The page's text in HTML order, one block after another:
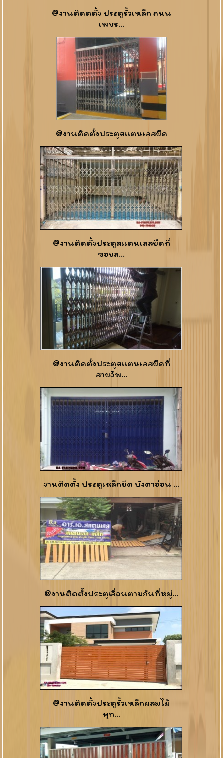
@งานติดตตั้ง ประตูรั้วเหล็ก ถนน
เพชร...
@งานติดตั้งประตูสเเตนเลสยืด
@งานติดตั้งประตูสเเตนเลสยืดที่
ซอยล...
@งานติดตั้งประตูสเเตนเลสยืดที่
สาย3พ...
งานติดตั้ง ประตูเหล็กยืด บังตาอ่อน ...
@งานติดตั้งประตูเลื่อนตามกันที่หมู่...
@งานติดตั้งประตูรั้วเหล็กผสมไม้
พุท...